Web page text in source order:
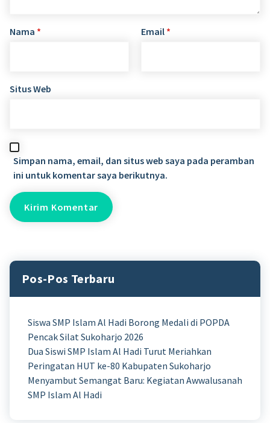
Nama * Email *
Situs Web
Simpan nama, email, dan situs web saya pada peramban
ini untuk komentar saya berikutnya.
Pos-Pos Terbaru
Siswa SMP Islam Al Hadi Borong Medali di POPDA
Pencak Silat Sukoharjo 2026
Dua Siswi SMP Islam Al Hadi Turut Meriahkan
Peringatan HUT ke-80 Kabupaten Sukoharjo
Menyambut Semangat Baru: Kegiatan Awwalusanah
SMP Islam Al Hadi